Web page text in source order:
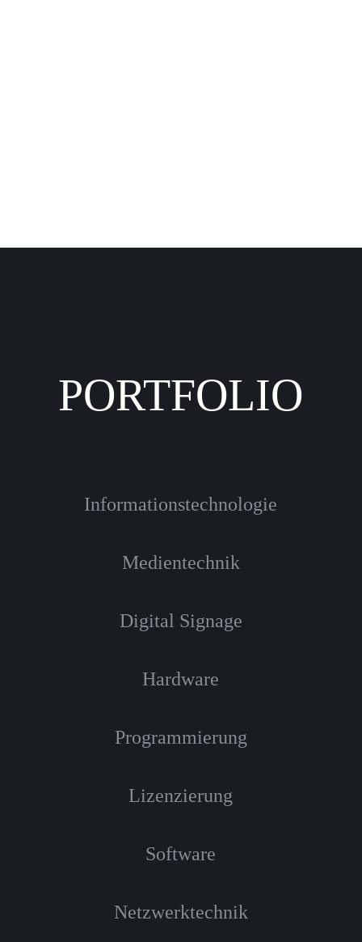
PORTFOLIO
Informationstechnologie
Medientechnik
Digital Signage
Hardware
Programmierung
Lizenzierung
Software
Netzwerktechnik